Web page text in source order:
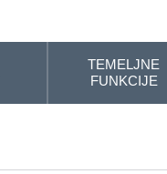
TEMELJNE
FUNKCIJE